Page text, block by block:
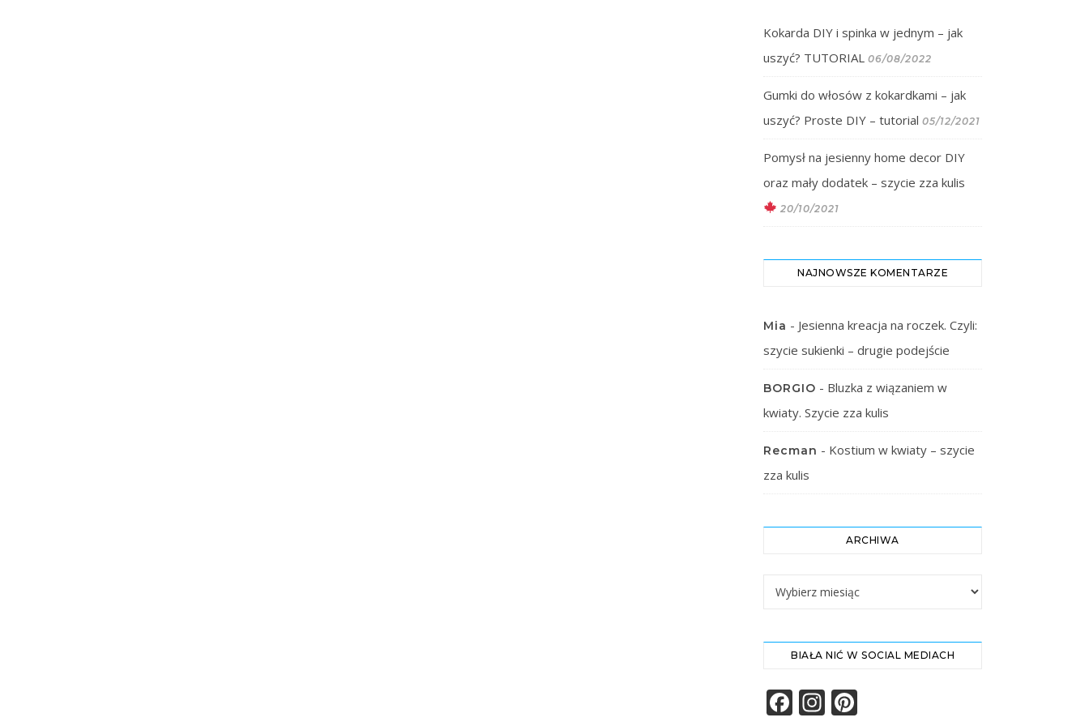
Kokarda DIY i spinka w jednym – jak
uszyć? TUTORIAL 06/08/2022
Gumki do włosów z kokardkami – jak
uszyć? Proste DIY – tutorial 05/12/2021
Pomysł na jesienny home decor DIY
oraz mały dodatek – szycie zza kulis
20/10/2021
NAJNOWSZE KOMENTARZE
Mia - Jesienna kreacja na roczek. Czyli:
szycie sukienki – drugie podejście
BORGIO - Bluzka z wiązaniem w
kwiaty. Szycie zza kulis
Recman - Kostium w kwiaty – szycie
zza kulis
ARCHIWA
BIAŁA NIĆ W SOCIAL MEDIACH
Facebook
Instagram